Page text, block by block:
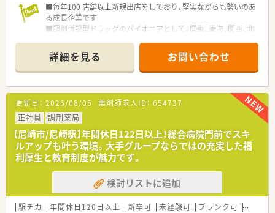
■毎年100 店舗以上新規出店をしており、堅実ながらも勢いのあ
る成長企業です
■調剤併設型ドラッグのパイオニアとして、関東、東海、関西、北
■研修制度は様々なプランがあり、集合研修だけでなく任意で受
講可能な研修も幅広く用意されています
■店舗で活躍する従業員、社外で活躍する従業員、将来経営幹部
となる従業員など、薬剤師として様々な活躍ができるフィールド
を用意されています
■総合薬剤師・調剤薬剤師（土日休み・19時までの勤務）どちらか
の働き方を選択できます
■調剤併設型だけでなく「医療モール・クリニック併設店舗」「敷
地内薬局」「訪問調剤特化型店舗」など様々な店舗を運営してい
ます
■在宅医療にも積極的取り組んでおり「訪問調剤特化型店舗」を
50店舗以上、無菌調剤室は業界最多の51店舗設置しています
■「プラチナくるみん認定企業」「健康経営優良法人2023（大規模
法人部門）認定」等を取得し一人ひとりが働きやすい環境が整備
されています
詳細を見る お問い合わせ
更新日： 2026/08/05 薬剤師求人ID： 654737
正社員
調剤薬局
【尼崎市/尼崎駅】年間休日122日以上！総合病院門前でスキ
ルアップも叶う環境。大手グループならではの充実した福
利厚生と教育制度が魅力です。
検討リストに追加
駅チカ 年間休日120日以上 新卒可 未経験可 ブランク可 高給与